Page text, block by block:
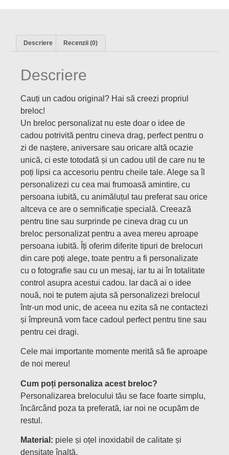
Descriere Recenzii (0)
Descriere
Cauți un cadou original? Hai să creezi propriul
breloc!
Un breloc personalizat nu este doar o idee de
cadou potrivită pentru cineva drag, perfect pentru o
zi de naștere, aniversare sau oricare altă ocazie
unică, ci este totodată și un cadou util de care nu te
poți lipsi ca accesoriu pentru cheile tale. Alege sa îl
personalizezi cu cea mai frumoasă amintire, cu
persoana iubită, cu animăluțul tau preferat sau orice
altceva ce are o semnificație specială. Creează
pentru tine sau surprinde pe cineva drag cu un
breloc personalizat pentru a avea mereu aproape
persoana iubită. Îți oferim diferite tipuri de brelocuri
din care poți alege, toate pentru a fi personalizate
cu o fotografie sau cu un mesaj, iar tu ai în totalitate
control asupra acestui cadou. Iar dacă ai o idee
nouă, noi te putem ajuta să personalizezi brelocul
într-un mod unic, de aceea nu ezita să ne contactezi
și împreună vom face cadoul perfect pentru tine sau
pentru cei dragi.
Cele mai importante momente merită să fie aproape
de noi mereu!
Cum poți personaliza acest breloc?
Personalizarea brelocului tău se face foarte simplu,
încărcând poza ta preferată, iar noi ne ocupăm de
restul.
Material: piele și oțel inoxidabil de calitate și
densitate înaltă.